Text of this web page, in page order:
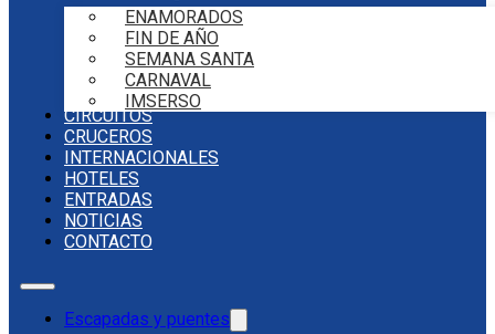
ENAMORADOS
FIN DE AÑO
SEMANA SANTA
CARNAVAL
IMSERSO
CIRCUITOS
CRUCEROS
INTERNACIONALES
HOTELES
ENTRADAS
NOTICIAS
CONTACTO
Escapadas y puentes